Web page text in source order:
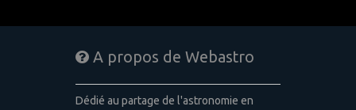
A propos de Webastro
Dédié au partage de l'astronomie en